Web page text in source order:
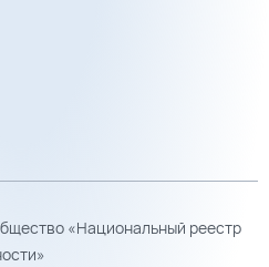
«Национальный реестр